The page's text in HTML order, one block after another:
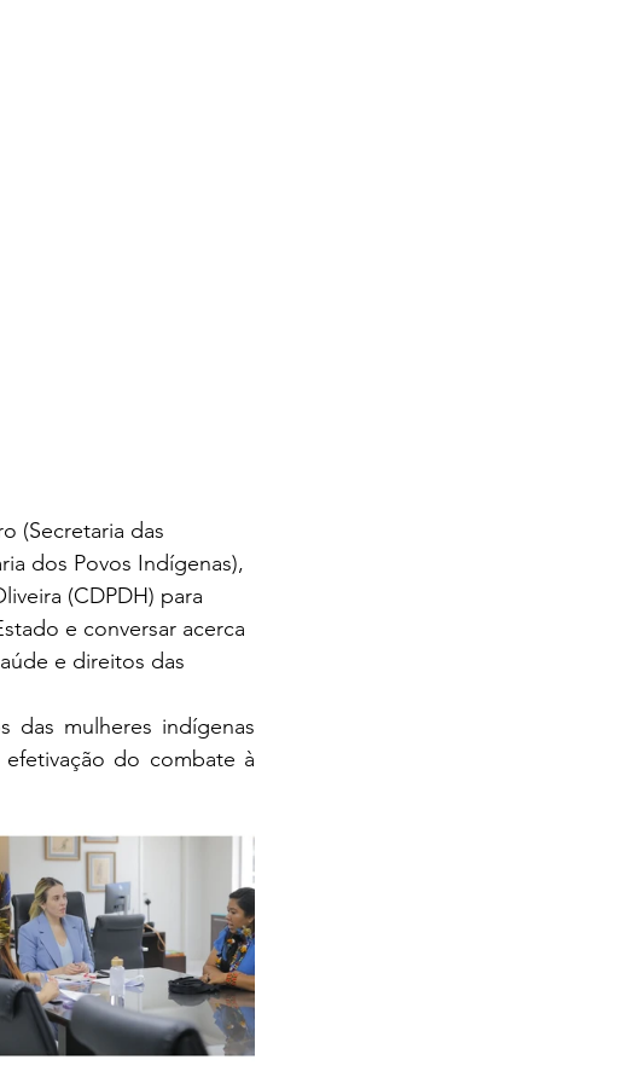
(Secretaria das
dos Povos Indígenas),
(CDPDH) para
e conversar acerca
e direitos das
mulheres indígenas
do combate à